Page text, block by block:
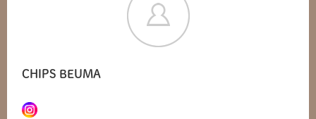
CHIPS BEUMA